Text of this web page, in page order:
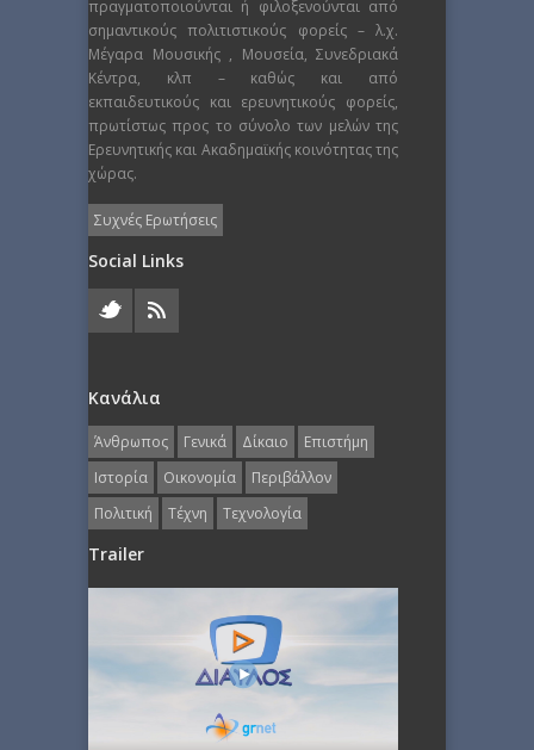
πραγματοποιούνται ή φιλοξενούνται από
σημαντικούς πολιτιστικούς φορείς – λ.χ.
Μέγαρα Μουσικής , Μουσεία, Συνεδριακά
Κέντρα, κλπ – καθώς και από
εκπαιδευτικούς και ερευνητικούς φορείς,
πρωτίστως προς το σύνολο των μελών της
Ερευνητικής και Ακαδημαϊκής κοινότητας της
χώρας.
Συχνές Ερωτήσεις
Social Links
Κανάλια
Άνθρωπος Γενικά Δίκαιο
Επιστήμη
Ιστορία
Οικονομία
Περιβάλλον
Πολιτική
Τέχνη Τεχνολογία
Trailer